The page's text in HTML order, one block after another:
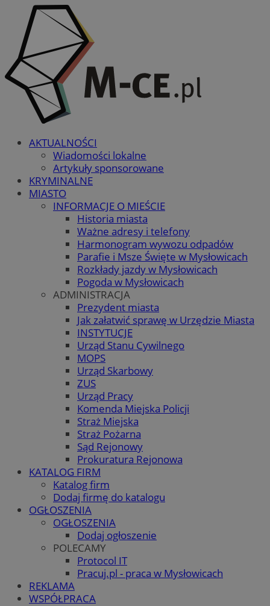
AKTUALNOŚCI
Wiadomości lokalne
Artykuły sponsorowane
KRYMINALNE
MIASTO
INFORMACJE O MIEŚCIE
Historia miasta
Ważne adresy i telefony
Harmonogram wywozu odpadów
Parafie i Msze Święte w Mysłowicach
Rozkłady jazdy w Mysłowicach
Pogoda w Mysłowicach
ADMINISTRACJA
Prezydent miasta
Jak załatwić sprawę w Urzędzie Miasta
INSTYTUCJE
Urząd Stanu Cywilnego
MOPS
Urząd Skarbowy
ZUS
Urząd Pracy
Komenda Miejska Policji
Straż Miejska
Straż Pożarna
Sąd Rejonowy
Prokuratura Rejonowa
KATALOG FIRM
Katalog firm
Dodaj firmę do katalogu
OGŁOSZENIA
OGŁOSZENIA
Dodaj ogłoszenie
POLECAMY
Protocol IT
Pracuj.pl - praca w Mysłowicach
REKLAMA
WSPÓŁPRACA